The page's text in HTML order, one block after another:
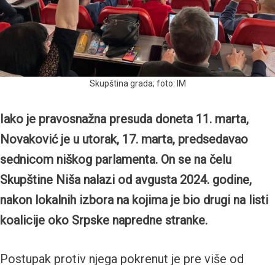
Skupština grada; foto: IM
Iako je pravosnažna presuda doneta 11. marta,
Novaković je u utorak, 17. marta, predsedavao
sednicom niškog parlamenta. On se na čelu
Skupštine Niša nalazi od avgusta 2024. godine,
nakon lokalnih izbora na kojima je bio drugi na listi
koalicije oko Srpske napredne stranke.
Postupak protiv njega pokrenut je pre više od